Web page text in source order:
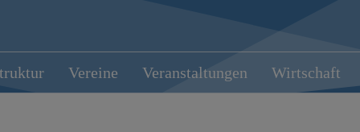
Vereine Veranstaltungen Wirtschaft